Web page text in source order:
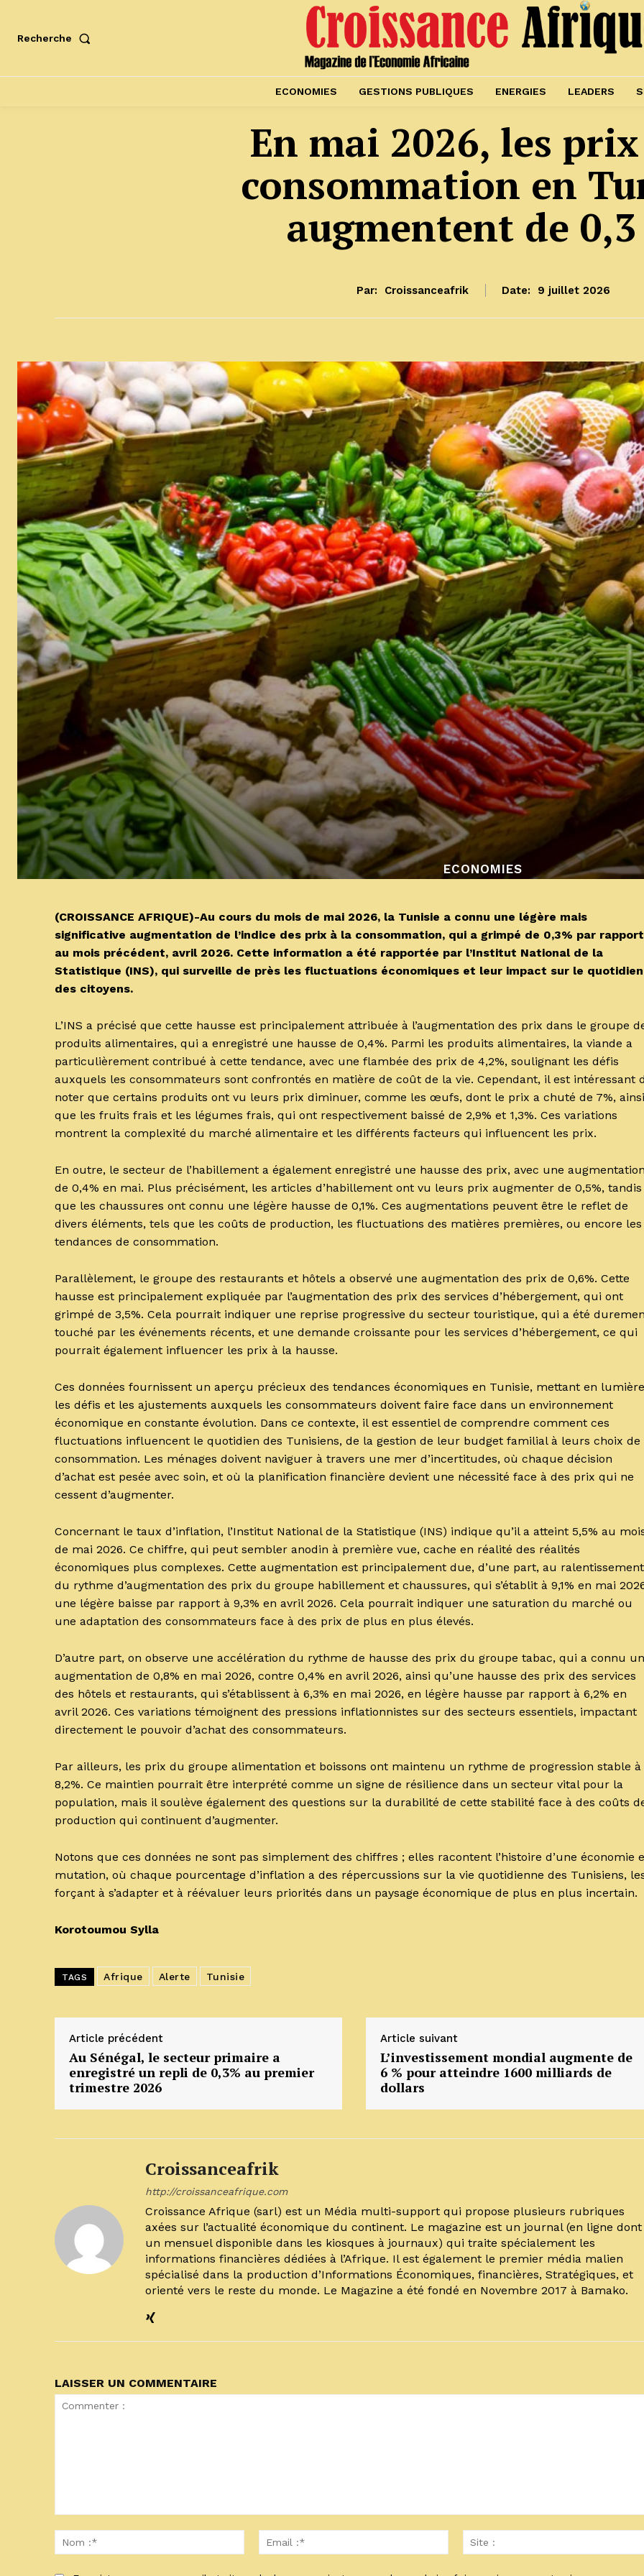
Recherche
ECONOMIES GESTIONS PUBLIQUES ENERGIES LEADERS
En mai 2026, les
consommation en
augmentent de 0,3
Par: Croissanceafrik Date: 9 juillet 2026
ECONOMIES
(CROISSANCE AFRIQUE)-Au cours du mois de mai 2026, la Tunisie a connu une légère mais
significative augmentation de l’indice des prix à la consommation, qui a grimpé de 0,3% par rapport
au mois précédent, avril 2026. Cette information a été rapportée par l’Institut National de la
Statistique (INS), qui surveille de près les fluctuations économiques et leur impact sur le quotidien
des citoyens.
L’INS a précisé que cette hausse est principalement attribuée à l’augmentation des prix dans le groupe
produits alimentaires, qui a enregistré une hausse de 0,4%. Parmi les produits alimentaires, la viande a
particulièrement contribué à cette tendance, avec une flambée des prix de 4,2%, soulignant les défis
auxquels les consommateurs sont confrontés en matière de coût de la vie. Cependant, il est intéressant
noter que certains produits ont vu leurs prix diminuer, comme les œufs, dont le prix a chuté de 7%, ainsi
que les fruits frais et les légumes frais, qui ont respectivement baissé de 2,9% et 1,3%. Ces variations
montrent la complexité du marché alimentaire et les différents facteurs qui influencent les prix.
En outre, le secteur de l’habillement a également enregistré une hausse des prix, avec une augmentation
de 0,4% en mai. Plus précisément, les articles d’habillement ont vu leurs prix augmenter de 0,5%, tandis
que les chaussures ont connu une légère hausse de 0,1%. Ces augmentations peuvent être le reflet de
divers éléments, tels que les coûts de production, les fluctuations des matières premières, ou encore les
tendances de consommation.
Parallèlement, le groupe des restaurants et hôtels a observé une augmentation des prix de 0,6%. Cette
hausse est principalement expliquée par l’augmentation des prix des services d’hébergement, qui ont
grimpé de 3,5%. Cela pourrait indiquer une reprise progressive du secteur touristique, qui a été
touché par les événements récents, et une demande croissante pour les services d’hébergement, ce qui
pourrait également influencer les prix à la hausse.
Ces données fournissent un aperçu précieux des tendances économiques en Tunisie, mettant en lumière
les défis et les ajustements auxquels les consommateurs doivent faire face dans un environnement
économique en constante évolution. Dans ce contexte, il est essentiel de comprendre comment ces
fluctuations influencent le quotidien des Tunisiens, de la gestion de leur budget familial à leurs choix de
consommation. Les ménages doivent naviguer à travers une mer d’incertitudes, où chaque décision
d’achat est pesée avec soin, et où la planification financière devient une nécessité face à des prix qui ne
cessent d’augmenter.
Concernant le taux d’inflation, l’Institut National de la Statistique (INS) indique qu’il a atteint 5,5% au
de mai 2026. Ce chiffre, qui peut sembler anodin à première vue, cache en réalité des réalités
économiques plus complexes. Cette augmentation est principalement due, d’une part, au ralentissement
du rythme d’augmentation des prix du groupe habillement et chaussures, qui s’établit à 9,1% en mai
une légère baisse par rapport à 9,3% en avril 2026. Cela pourrait indiquer une saturation du marché ou
une adaptation des consommateurs face à des prix de plus en plus élevés.
D’autre part, on observe une accélération du rythme de hausse des prix du groupe tabac, qui a connu
augmentation de 0,8% en mai 2026, contre 0,4% en avril 2026, ainsi qu’une hausse des prix des services
des hôtels et restaurants, qui s’établissent à 6,3% en mai 2026, en légère hausse par rapport à 6,2% en
avril 2026. Ces variations témoignent des pressions inflationnistes sur des secteurs essentiels, impactant
directement le pouvoir d’achat des consommateurs.
Par ailleurs, les prix du groupe alimentation et boissons ont maintenu un rythme de progression stable à
8,2%. Ce maintien pourrait être interprété comme un signe de résilience dans un secteur vital pour la
population, mais il soulève également des questions sur la durabilité de cette stabilité face à des coûts
production qui continuent d’augmenter.
Notons que ces données ne sont pas simplement des chiffres ; elles racontent l’histoire d’une économie
mutation, où chaque pourcentage d’inflation a des répercussions sur la vie quotidienne des Tunisiens,
forçant à s’adapter et à réévaluer leurs priorités dans un paysage économique de plus en plus incertain.
Korotoumou Sylla
TAGS Afrique Alerte Tunisie
Article précédent
Au Sénégal, le secteur primaire a
enregistré un repli de 0,3% au premier
trimestre 2026
Article suivant
L’investissement mondial augmente de
6 % pour atteindre 1600 milliards de
dollars
Croissanceafrik
http://croissanceafrique.com
Croissance Afrique (sarl) est un Média multi-support qui propose plusieurs rubriques
axées sur l’actualité économique du continent. Le magazine est un journal (en ligne dont
un mensuel disponible dans les kiosques à journaux) qui traite spécialement les
informations financières dédiées à l’Afrique. Il est également le premier média malien
spécialisé dans la production d’Informations Économiques, financières, Stratégiques, et
orienté vers le reste du monde. Le Magazine a été fondé en Novembre 2017 à Bamako.
LAISSER UN COMMENTAIRE
:*
Email
:*